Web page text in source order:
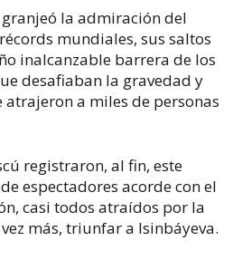
la admiración del
mundiales, sus saltos
inalcanzable barrera de los
desafiaban la gravedad y
a miles de personas
registraron, al fin, este
espectadores acorde con el
casi todos atraídos por la
más, triunfar a Isinbáyeva.